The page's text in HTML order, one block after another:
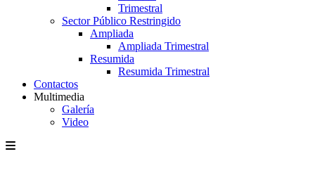
Trimestral
Sector Público Restringido
Ampliada
Ampliada Trimestral
Resumida
Resumida Trimestral
Contactos
Multimedia
Galería
Video